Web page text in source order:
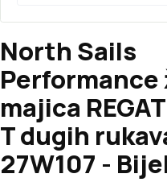
North Sails
Performance
majica
T dugih
27W107 -